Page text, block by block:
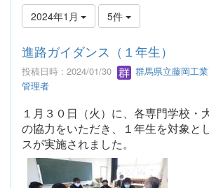
2024年1月 5件
進路ガイダンス（１年生）
投稿日時 : 2024/01/30
群馬県立藤岡工
管理者
１月３０日（火）に、各専門学校・
の協力をいただき、１年生を対象と
スが実施されました。